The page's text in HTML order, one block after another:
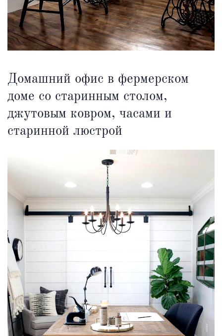
Домашний офис в фермерском
доме со старинным столом,
джутовым ковром, часами и
старинной люстрой